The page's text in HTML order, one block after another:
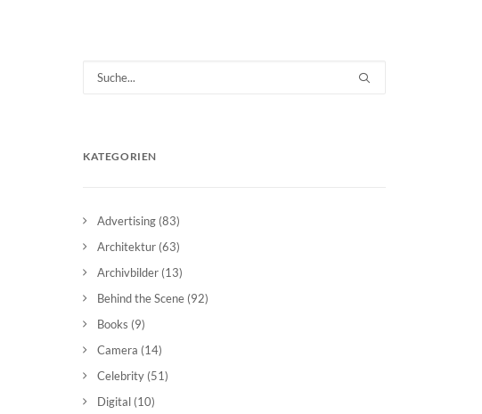
KATEGORIEN
Advertising (83)
Architektur (63)
Archivbilder (13)
Behind the Scene (92)
Books (9)
Camera (14)
Celebrity (51)
Digital (10)